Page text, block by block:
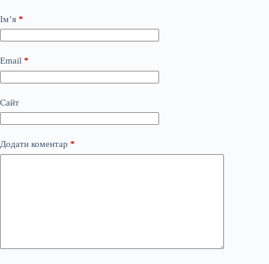
Ім’я *
Email *
Сайт
Додати коментар *